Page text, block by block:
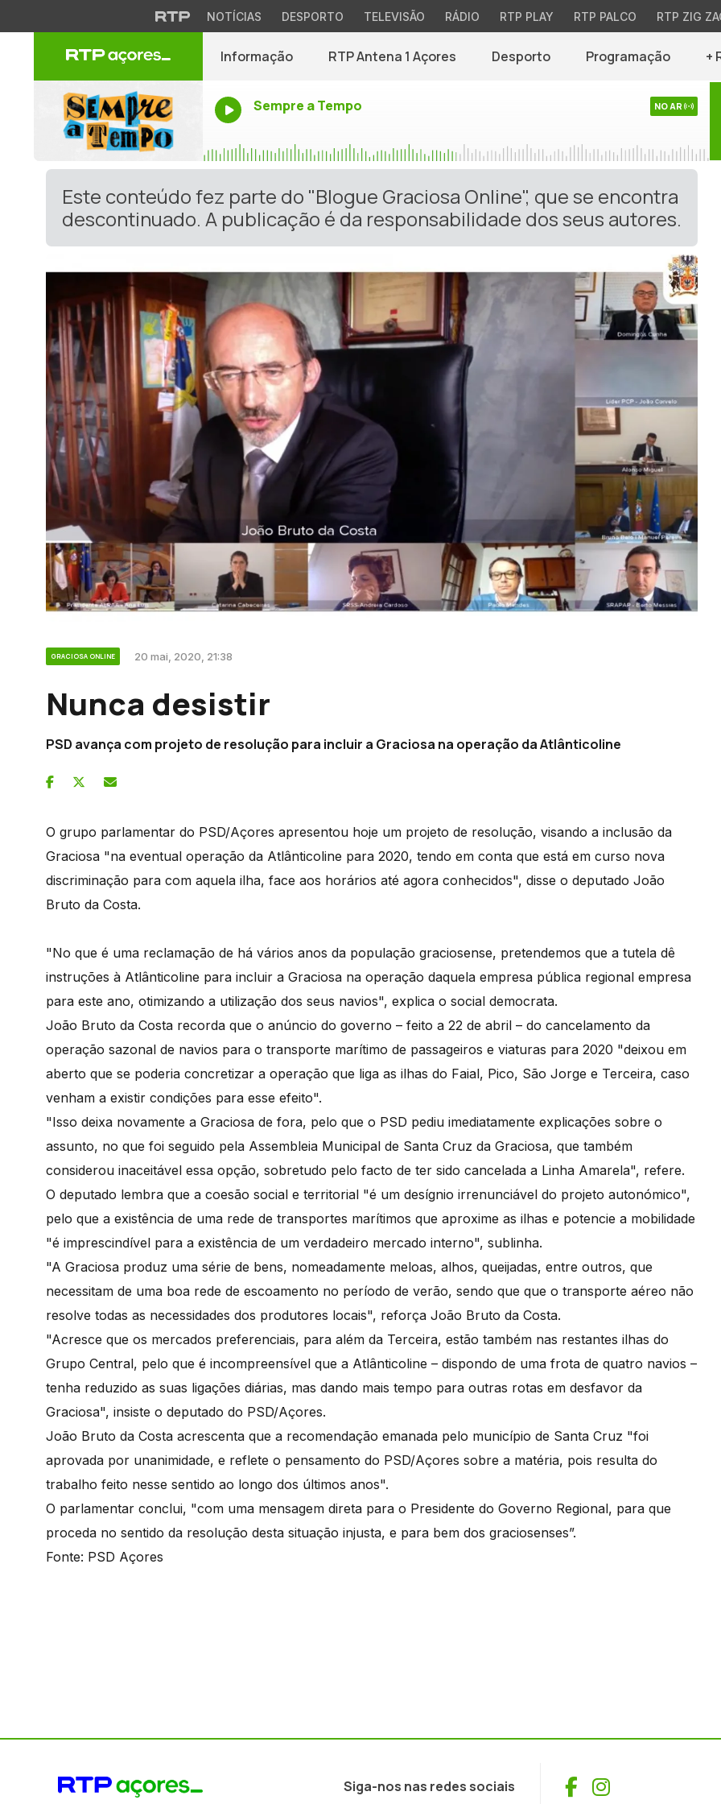
NOTÍCIAS DESPORTO TELEVISÃO RÁDIO RTP PLAY RTP PALCO RTP ZIG
Informação RTP Antena 1 Açores Desporto Programação +
Sempre a Tempo NO AR
Este conteúdo fez parte do "Blogue Graciosa Online", que se encontra
descontinuado. A publicação é da responsabilidade dos seus autores.
GRACIOSA ONLINE 20 mai, 2020, 21:38
Nunca desistir
PSD avança com projeto de resolução para incluir a Graciosa na operação da Atlânticoline
O grupo parlamentar do PSD/Açores apresentou hoje um projeto de resolução, visando a inclusão da
Graciosa "na eventual operação da Atlânticoline para 2020, tendo em conta que está em curso nova
discriminação para com aquela ilha, face aos horários até agora conhecidos", disse o deputado João
Bruto da Costa.
"No que é uma reclamação de há vários anos da população graciosense, pretendemos que a tutela dê
instruções à Atlânticoline para incluir a Graciosa na operação daquela empresa pública regional empresa
para este ano, otimizando a utilização dos seus navios", explica o social democrata.
João Bruto da Costa recorda que o anúncio do governo – feito a 22 de abril – do cancelamento da
operação sazonal de navios para o transporte marítimo de passageiros e viaturas para 2020 "deixou em
aberto que se poderia concretizar a operação que liga as ilhas do Faial, Pico, São Jorge e Terceira, caso
venham a existir condições para esse efeito".
"Isso deixa novamente a Graciosa de fora, pelo que o PSD pediu imediatamente explicações sobre o
assunto, no que foi seguido pela Assembleia Municipal de Santa Cruz da Graciosa, que também
considerou inaceitável essa opção, sobretudo pelo facto de ter sido cancelada a Linha Amarela", refere.
O deputado lembra que a coesão social e territorial "é um desígnio irrenunciável do projeto autonómico",
pelo que a existência de uma rede de transportes marítimos que aproxime as ilhas e potencie a mobilidade
"é imprescindível para a existência de um verdadeiro mercado interno", sublinha.
"A Graciosa produz uma série de bens, nomeadamente meloas, alhos, queijadas, entre outros, que
necessitam de uma boa rede de escoamento no período de verão, sendo que que o transporte aéreo não
resolve todas as necessidades dos produtores locais", reforça João Bruto da Costa.
"Acresce que os mercados preferenciais, para além da Terceira, estão também nas restantes ilhas do
Grupo Central, pelo que é incompreensível que a Atlânticoline – dispondo de uma frota de quatro navios –
tenha reduzido as suas ligações diárias, mas dando mais tempo para outras rotas em desfavor da
Graciosa", insiste o deputado do PSD/Açores.
João Bruto da Costa acrescenta que a recomendação emanada pelo município de Santa Cruz "foi
aprovada por unanimidade, e reflete o pensamento do PSD/Açores sobre a matéria, pois resulta do
trabalho feito nesse sentido ao longo dos últimos anos".
O parlamentar conclui, "com uma mensagem direta para o Presidente do Governo Regional, para que
proceda no sentido da resolução desta situação injusta, e para bem dos graciosenses”.
Fonte: PSD Açores
Siga-nos nas redes sociais Facebook
Instagram